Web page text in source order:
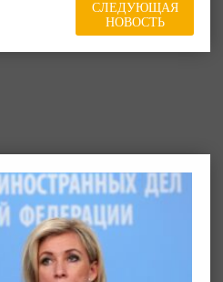
СЛЕДУЮЩАЯ
НОВОСТЬ